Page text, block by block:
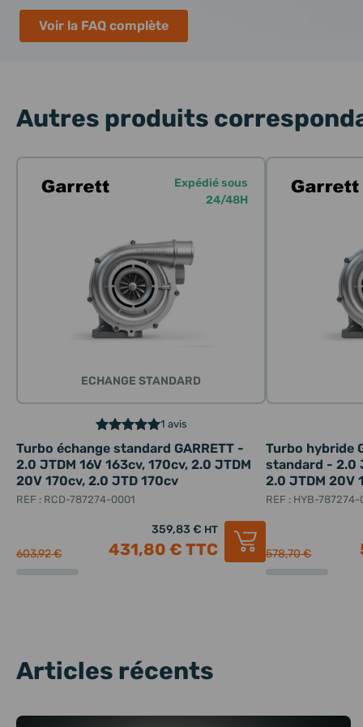
Voir la FAQ complète
Autres produits
Expédié sous
24/48H
ECHANGE STANDARD
1 avis
Turbo échange standard GARRETT -
2.0 JTDM 16V 163cv, 170cv, 2.0 JTDM
20V 170cv, 2.0 JTD 170cv
REF : RCD-787274-0001
603,92 €
359,83 € HT
431,80 € TTC
Turbo hybride
standard - 2.0
2.0 JTDM 20V
REF : HYB-787274-
578,70 €
Articles récents